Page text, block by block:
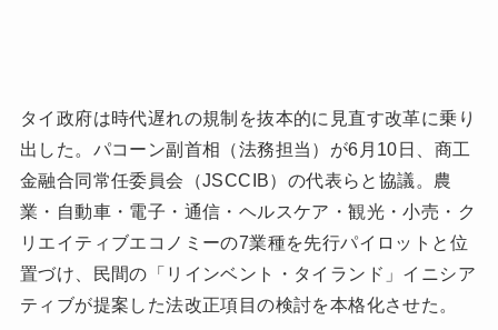
タイ政府は時代遅れの規制を抜本的に見直す改革に乗り
出した。パコーン副首相（法務担当）が6月10日、商工
金融合同常任委員会（JSCCIB）の代表らと協議。農
業・自動車・電子・通信・ヘルスケア・観光・小売・ク
リエイティブエコノミーの7業種を先行パイロットと位
置づけ、民間の「リインベント・タイランド」イニシア
ティブが提案した法改正項目の検討を本格化させた。